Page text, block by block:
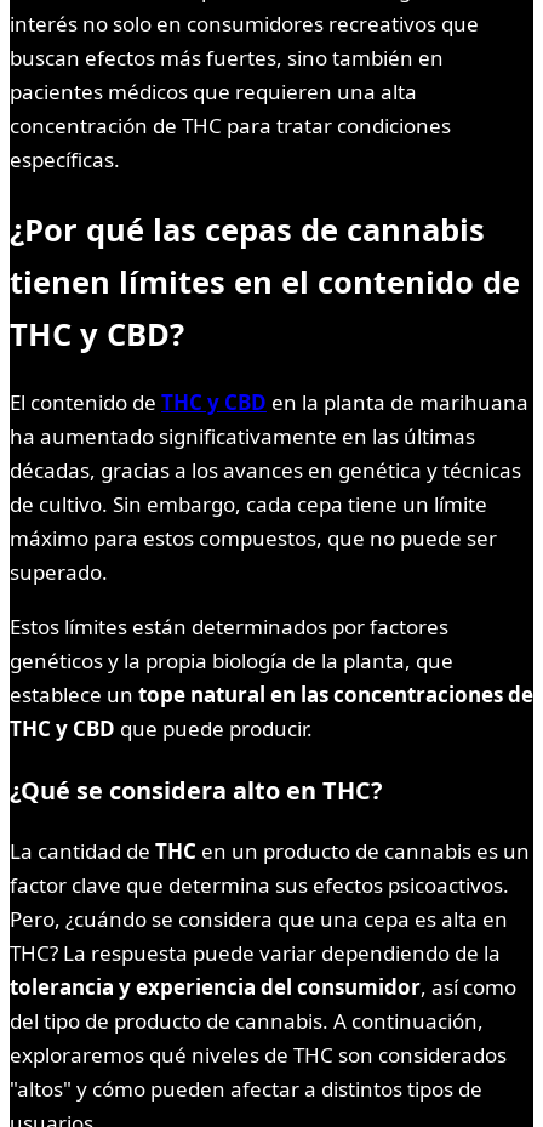
interés no solo en consumidores recreativos que
buscan efectos más fuertes, sino también en
pacientes médicos que requieren una alta
concentración de THC para tratar condiciones
específicas.
¿Por qué las cepas de cannabis
tienen límites en el contenido de
THC y CBD?
El contenido de THC y CBD en la planta de marihuana
ha aumentado significativamente en las últimas
décadas, gracias a los avances en genética y técnicas
de cultivo. Sin embargo, cada cepa tiene un límite
máximo para estos compuestos, que no puede ser
superado.
Estos límites están determinados por factores
genéticos y la propia biología de la planta, que
establece un tope natural en las concentraciones de
THC y CBD que puede producir.
¿Qué se considera alto en THC?
La cantidad de THC en un producto de cannabis es un
factor clave que determina sus efectos psicoactivos.
Pero, ¿cuándo se considera que una cepa es alta en
THC? La respuesta puede variar dependiendo de la
tolerancia y experiencia del consumidor, así como
del tipo de producto de cannabis. A continuación,
exploraremos qué niveles de THC son considerados
"altos" y cómo pueden afectar a distintos tipos de